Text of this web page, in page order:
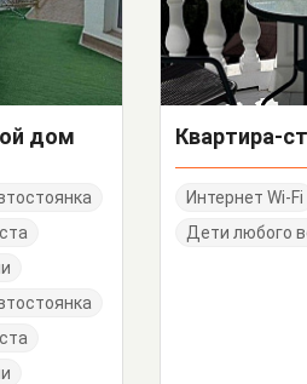
дом
Интернет Wi-Fi
Дети любого